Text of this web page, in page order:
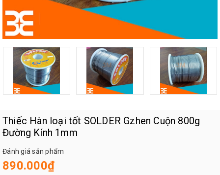
Thiếc Hàn loại tốt SOLDER Gzhen Cuộn 800g
Đường Kính 1mm
Đánh giá sản phẩm
890.000₫